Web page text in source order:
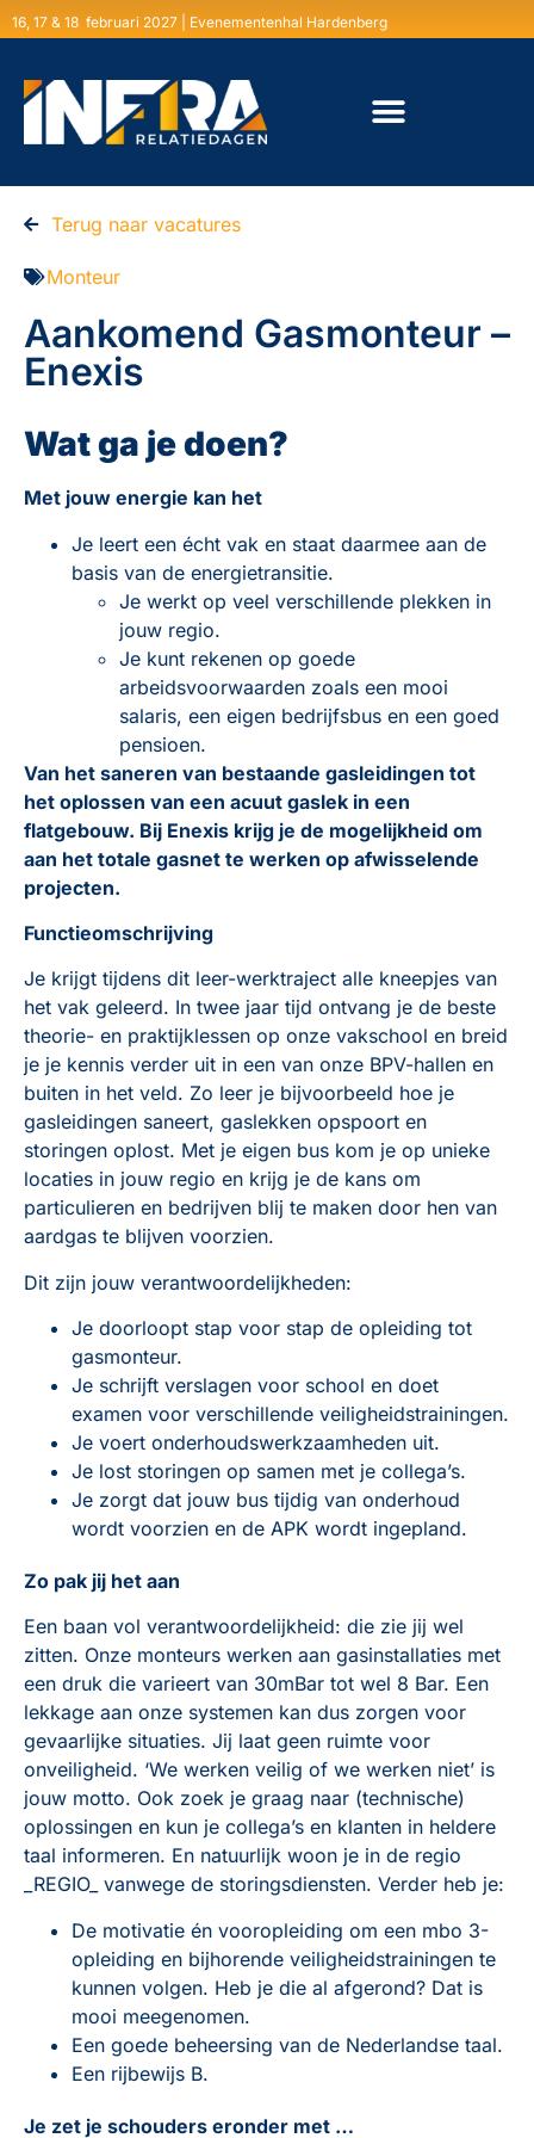
16, 17 & 18 februari 2027 | Evenementenhal Hardenberg
Terug naar vacatures
Monteur
Aankomend Gasmonteur –
Enexis
Wat ga je doen?
Met jouw energie kan het
Je leert een écht vak en staat daarmee aan de
basis van de energietransitie.
Je werkt op veel verschillende plekken in
jouw regio.
Je kunt rekenen op goede
arbeidsvoorwaarden zoals een mooi
salaris, een eigen bedrijfsbus en een goed
pensioen.
Van het saneren van bestaande gasleidingen tot
het oplossen van een acuut gaslek in een
flatgebouw. Bij Enexis krijg je de mogelijkheid om
aan het totale gasnet te werken op afwisselende
projecten.
Functieomschrijving
Je krijgt tijdens dit leer-werktraject alle kneepjes van
het vak geleerd. In twee jaar tijd ontvang je de beste
theorie- en praktijklessen op onze vakschool en breid
je je kennis verder uit in een van onze BPV-hallen en
buiten in het veld. Zo leer je bijvoorbeeld hoe je
gasleidingen saneert, gaslekken opspoort en
storingen oplost. Met je eigen bus kom je op unieke
locaties in jouw regio en krijg je de kans om
particulieren en bedrijven blij te maken door hen van
aardgas te blijven voorzien.
Dit zijn jouw verantwoordelijkheden:
Je doorloopt stap voor stap de opleiding tot
gasmonteur.
Je schrijft verslagen voor school en doet
examen voor verschillende veiligheidstrainingen.
Je voert onderhoudswerkzaamheden uit.
Je lost storingen op samen met je collega’s.
Je zorgt dat jouw bus tijdig van onderhoud
wordt voorzien en de APK wordt ingepland.
Zo pak jij het aan
Een baan vol verantwoordelijkheid: die zie jij wel
zitten. Onze monteurs werken aan gasinstallaties met
een druk die varieert van 30mBar tot wel 8 Bar. Een
lekkage aan onze systemen kan dus zorgen voor
gevaarlijke situaties. Jij laat geen ruimte voor
onveiligheid. ‘We werken veilig of we werken niet’ is
jouw motto. Ook zoek je graag naar (technische)
oplossingen en kun je collega’s en klanten in heldere
taal informeren. En natuurlijk woon je in de regio
_REGIO_ vanwege de storingsdiensten. Verder heb je:
De motivatie én vooropleiding om een mbo 3-
opleiding en bijhorende veiligheidstrainingen te
kunnen volgen. Heb je die al afgerond? Dat is
mooi meegenomen.
Een goede beheersing van de Nederlandse taal.
Een rijbewijs B.
Je zet je schouders eronder met …